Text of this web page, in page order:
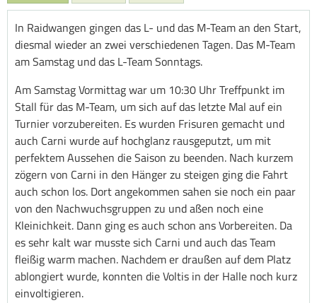
In Raidwangen gingen das L- und das M-Team an den Start,
diesmal wieder an zwei verschiedenen Tagen. Das M-Team
am Samstag und das L-Team Sonntags.
Am Samstag Vormittag war um 10:30 Uhr Treffpunkt im
Stall für das M-Team, um sich auf das letzte Mal auf ein
Turnier vorzubereiten. Es wurden Frisuren gemacht und
auch Carni wurde auf hochglanz rausgeputzt, um mit
perfektem Aussehen die Saison zu beenden. Nach kurzem
zögern von Carni in den Hänger zu steigen ging die Fahrt
auch schon los. Dort angekommen sahen sie noch ein paar
von den Nachwuchsgruppen zu und aßen noch eine
Kleinichkeit. Dann ging es auch schon ans Vorbereiten. Da
es sehr kalt war musste sich Carni und auch das Team
fleißig warm machen. Nachdem er draußen auf dem Platz
ablongiert wurde, konnten die Voltis in der Halle noch kurz
einvoltigieren.